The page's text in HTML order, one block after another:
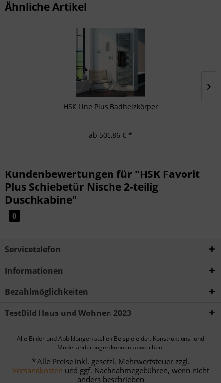
Ähnliche Artikel
HSK Line Plus Badheizkörper
ab 505,86 € *
Kundenbewertungen für "HSK Favorit
Plus Schiebetür Nische 2-teilig
Duschkabine"
0
Servicetelefon
Informationen
Bezahlmöglichkeiten
TestBild Haus und Wohnen 2023
Alle Bilder und Abbildungen stellen Beispiele dar. Konstruktions- und
Modelländerungen können abweichen.
* Alle Preise inkl. gesetzl. Mehrwertsteuer zzgl.
Versandkosten und ggf. Nachnahmegebühren, wenn nicht
anders beschrieben